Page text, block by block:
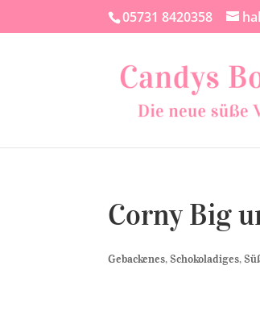
05731 8420358
Corny Big
Gebackenes,Schokoladiges,